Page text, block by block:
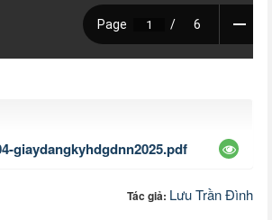
giaydangkyhdgdnn2025.pdf
Tác giả: Lưu Trần Đình